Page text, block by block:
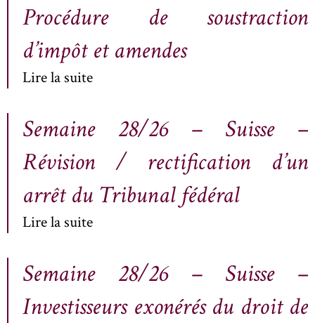
Procédure de soustraction
d’impôt et amendes
Lire la suite
Semaine 28/26 – Suisse –
Révision / rectification d’un
arrêt du Tribunal fédéral
Lire la suite
Semaine 28/26 – Suisse –
Investisseurs exonérés du droit de